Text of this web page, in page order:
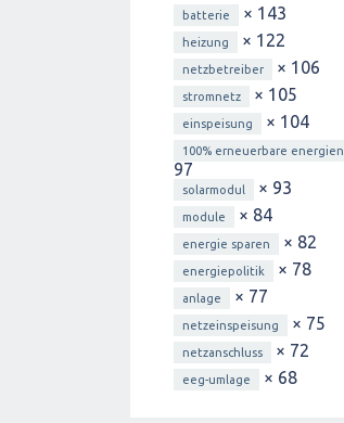
batterie × 143
heizung × 122
netzbetreiber × 106
stromnetz × 105
einspeisung × 104
100% erneuerbare energien
97
solarmodul × 93
module × 84
energie sparen × 82
energiepolitik × 78
anlage × 77
netzeinspeisung × 75
netzanschluss × 72
eeg-umlage × 68